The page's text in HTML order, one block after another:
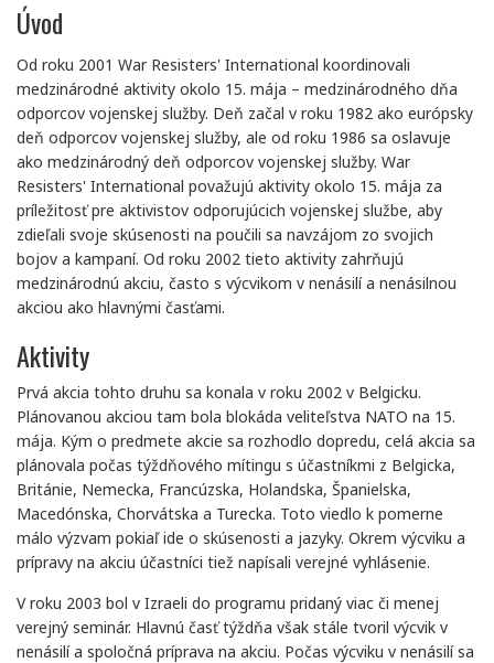
Úvod
Od roku 2001 War Resisters' International koordinovali
medzinárodné aktivity okolo 15. mája – medzinárodného dňa
odporcov vojenskej služby. Deň začal v roku 1982 ako európsky
deň odporcov vojenskej služby, ale od roku 1986 sa oslavuje
ako medzinárodný deň odporcov vojenskej služby. War
Resisters' International považujú aktivity okolo 15. mája za
príležitosť pre aktivistov odporujúcich vojenskej službe, aby
zdieľali svoje skúsenosti na poučili sa navzájom zo svojich
bojov a kampaní. Od roku 2002 tieto aktivity zahrňujú
medzinárodnú akciu, často s výcvikom v nenásilí a nenásilnou
akciou ako hlavnými časťami.
Aktivity
Prvá akcia tohto druhu sa konala v roku 2002 v Belgicku.
Plánovanou akciou tam bola blokáda veliteľstva NATO na 15.
mája. Kým o predmete akcie sa rozhodlo dopredu, celá akcia sa
plánovala počas týždňového mítingu s účastníkmi z Belgicka,
Británie, Nemecka, Francúzska, Holandska, Španielska,
Macedónska, Chorvátska a Turecka. Toto viedlo k pomerne
málo výzvam pokiaľ ide o skúsenosti a jazyky. Okrem výcviku a
prípravy na akciu účastníci tiež napísali verejné vyhlásenie.
V roku 2003 bol v Izraeli do programu pridaný viac či menej
verejný seminár. Hlavnú časť týždňa však stále tvoril výcvik v
nenásilí a spoločná príprava na akciu. Počas výcviku v nenásilí sa